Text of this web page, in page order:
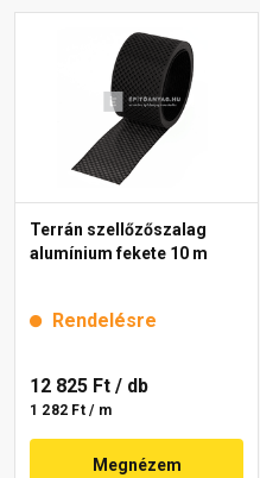
Terrán szellőzőszalag
alumínium fekete 10 m
Rendelésre
12 825 Ft / db
1 282 Ft / m
Megnézem